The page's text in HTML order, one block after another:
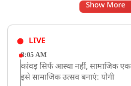
Show More
LIVE
8:05 AM
कांवड़ सिर्फ आस्था नहीं, सामाजिक
इसे सामाजिक उत्सव बनाएं: योगी